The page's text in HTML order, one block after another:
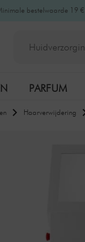
bestelwaarde 19 €
PARFUM
Haarverwijdering